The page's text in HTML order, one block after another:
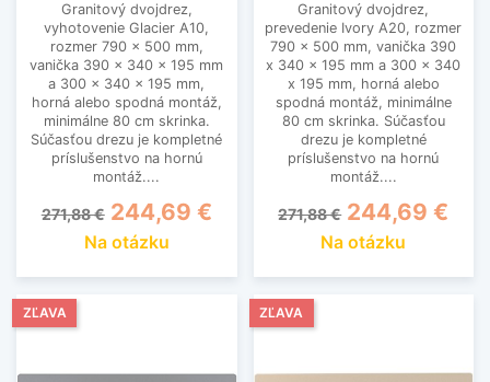
Granitový dvojdrez,
vyhotovenie Glacier A10,
rozmer 790 x 500 mm,
vanička 390 x 340 x 195 mm
a 300 x 340 x 195 mm,
horná alebo spodná montáž,
minimálne 80 cm skrinka.
Súčasťou drezu je kompletné
príslušenstvo na hornú
montáž....
Základná cena
271,88 € Cena
244,69 €
Na otázku
Granitový dvojdrez,
prevedenie Ivory A20, rozmer
790 x 500 mm, vanička 390
x 340 x 195 mm a 300 x 340
x 195 mm, horná alebo
spodná montáž, minimálne
80 cm skrinka. Súčasťou
drezu je kompletné
príslušenstvo na hornú
montáž....
Základná cena
271,88 € Cena
244,69 €
Na otázku
ZĽAVA ZĽAVA